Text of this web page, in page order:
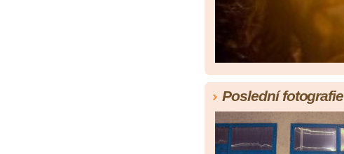
Poslední fotografie